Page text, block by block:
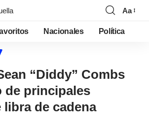
Aa
Nacionales Política
“Diddy” Combs
de principales
libra de cadena